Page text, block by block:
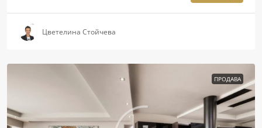
Цветелина Стойчева
ПРОДАВА